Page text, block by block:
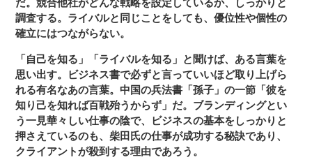
だ。競合他社がどんな戦略を設定しているか、しっかりと
調査する。ライバルと同じことをしても、優位性や個性の
確立にはつながらない。
「自己を知る」「ライバルを知る」と聞けば、ある言葉を
思い出す。ビジネス書で必ずと言っていいほど取り上げら
れる有名なあの言葉。中国の兵法書「孫子」の一節「彼を
知り己を知れば百戦殆うからず」だ。ブランディングとい
う一見華々しい仕事の陰で、ビジネスの基本をしっかりと
押さえているのも、柴田氏の仕事が成功する秘訣であり、
クライアントが殺到する理由であろう。